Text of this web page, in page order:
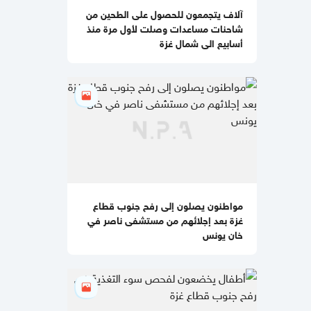
الصواريخ الاعتراضية
11:07 صباحا
10:59 صباحا
جيش الاحتلال يطلق عملية عسكرية
11:00 مساءاً
مصادر عسكرية: "إسرائيل" تقيّد
آلاف يتجمعون للحصول على الطحين من
شاحنات مساعدات وصلت لأول مرة منذ
أسابيع الى شمال غزة
مواطنون يصلون إلى رفح جنوب قطاع
غزة بعد إجلائهم من مستشفى ناصر في
خان يونس